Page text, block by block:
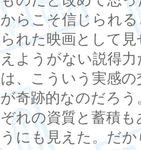
からこそ信じられ
られた映画として
えようがない説得
は、こういう実感
が奇跡的なのだろ
ぞれの資質と蓄積
うにも見えた。だ